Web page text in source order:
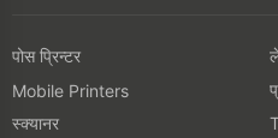
पोस प्रिन्टर
Mobile Printers
स्क्यानर